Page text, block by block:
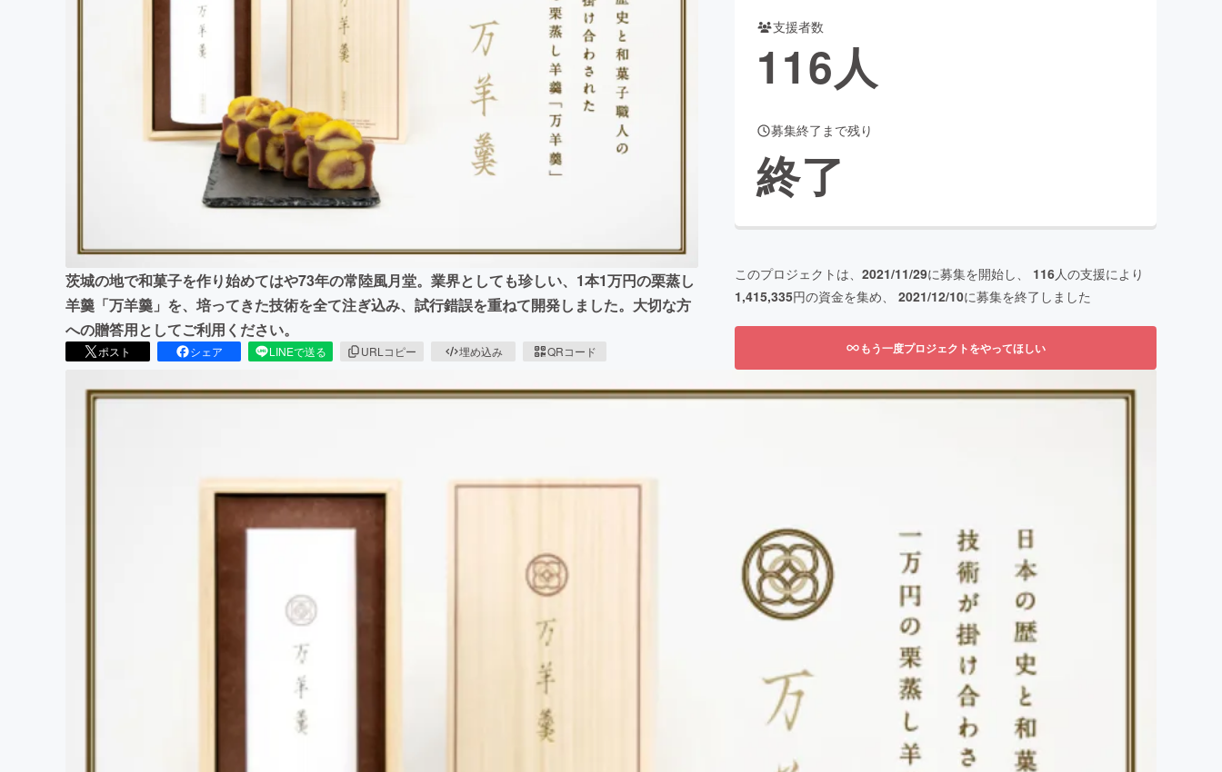
ビジネス・起業 チャレンジ ビューティー・ヘルスケア
CAMPFIRE for Social Good
CAMPFIREふるさと納税
茨城の地で和菓子を作り始めてはや73年の常陸風月堂。業界としても珍しい、1本1万円の栗蒸し
羊羹「万羊羹」を、培ってきた技術を全て注ぎ込み、試行錯誤を重ねて開発しました。大切な方
への贈答用としてご利用ください。
ポスト シェア LINEで送る URLコピー 埋め込み QRコード
支援者数
116人
募集終了まで残り
終了
このプロジェクトは、 2021/11/29に募集を開始し、 116人の支援により
1,415,335円の資金を集め、 2021/12/10に募集を終了しました
もう一度プロジェクトをやってほしい